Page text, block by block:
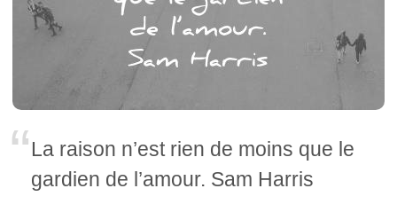
La raison n’est rien de moins que le
gardien de l’amour. Sam Harris